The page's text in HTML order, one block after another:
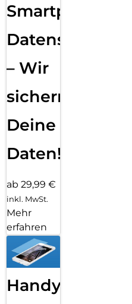
Smartphone
Datensicherung
– Wir
sichern
Deine
Daten!
ab 29,99 €
inkl. MwSt.
Mehr
erfahren
Handy